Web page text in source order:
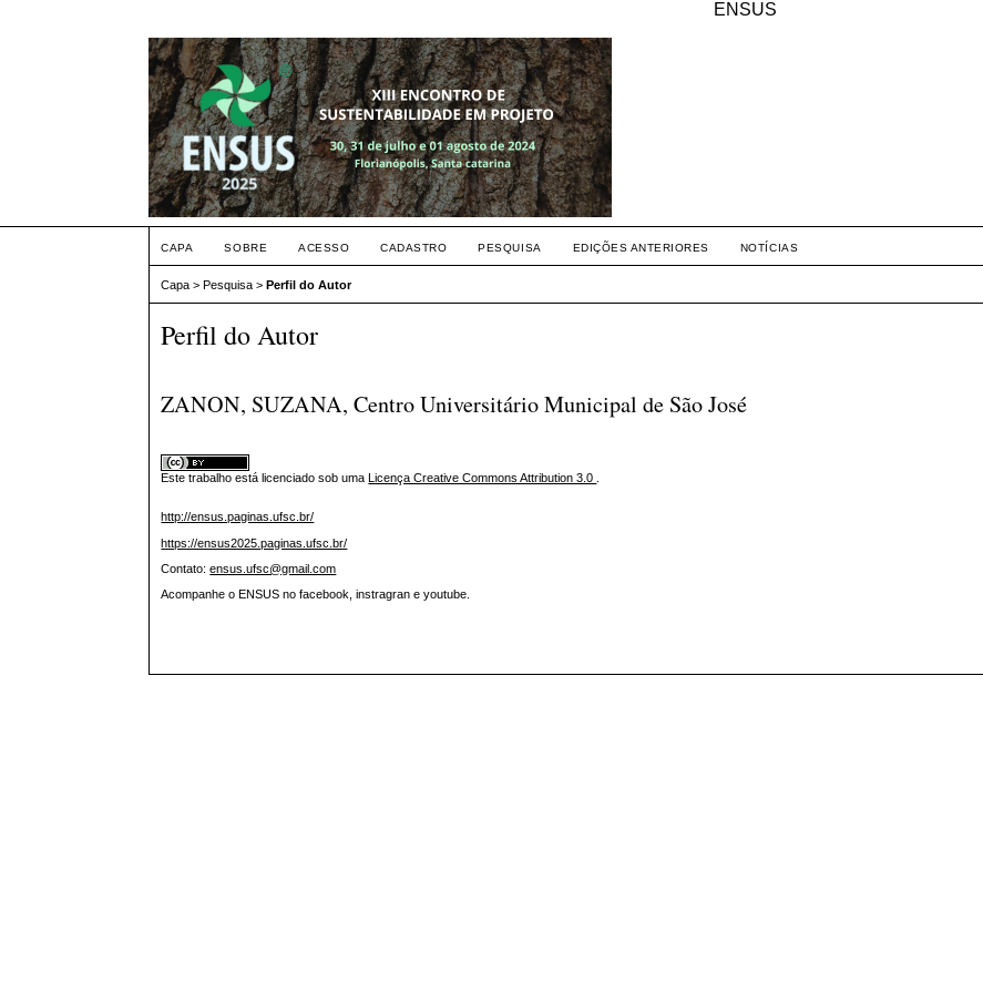
ENSUS
CAPA SOBRE ACESSO CADASTRO PESQUISA EDIÇÕES ANTERIORES NOTÍCIAS
Capa >Pesquisa >Perfil do Autor
Perfil do Autor
ZANON, SUZANA, Centro Universitário Municipal de São José
Este trabalho está licenciado sob uma Licença Creative Commons Attribution 3.0
http://ensus.paginas.ufsc.br/
https://ensus2025.paginas.ufsc.br/
Contato:ensus.ufsc@gmail.com
Acompanhe o ENSUS no facebook, instragran e youtube.